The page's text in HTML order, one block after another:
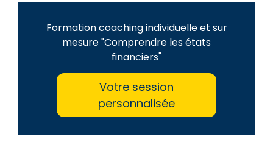
Formation coaching individuelle et sur
mesure "Comprendre les états
financiers"
Votre session
personnalisée